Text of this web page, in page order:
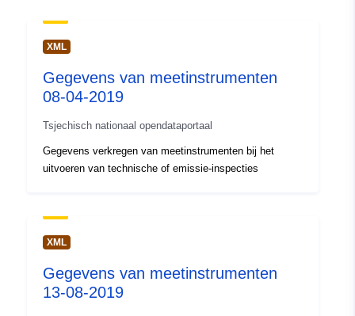
XML
Gegevens van meetinstrumenten
08-04-2019
Tsjechisch nationaal opendataportaal
Gegevens verkregen van meetinstrumenten bij het
uitvoeren van technische of emissie-inspecties
XML
Gegevens van meetinstrumenten
13-08-2019